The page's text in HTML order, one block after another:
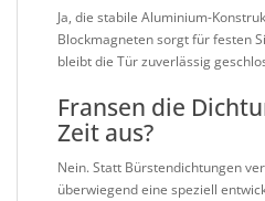
Ja, die stabile Aluminium-
Blockmagneten sorgt für festen
bleibt die Tür zuverlässig
Fransen die
Zeit aus?
Nein. Statt Bürstendichtungen
überwiegend eine speziell